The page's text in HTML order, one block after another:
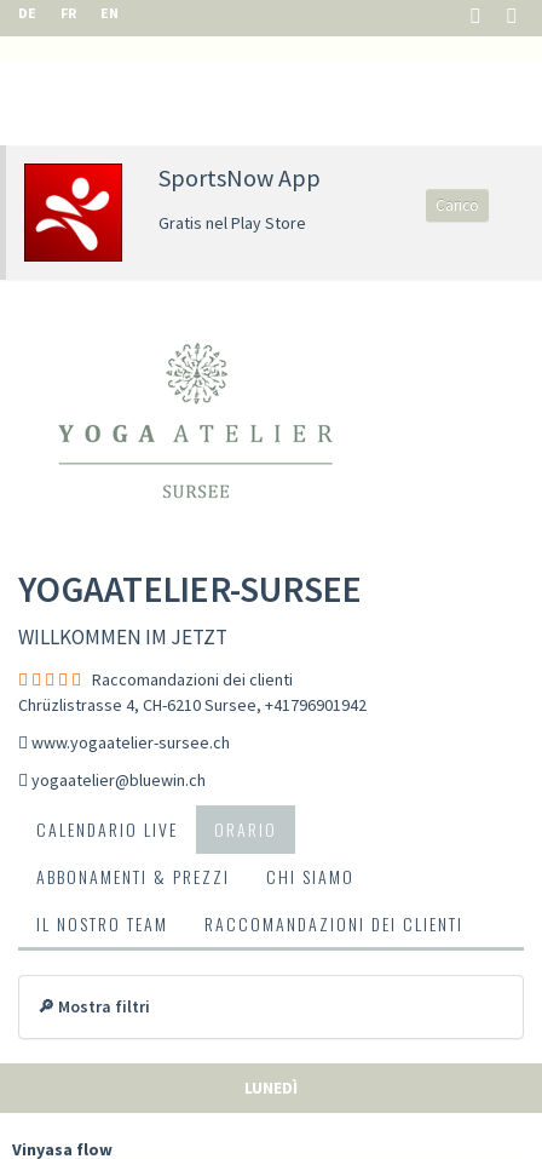
DE FR EN
SportsNow App
Gratis nel Play Store
Carico
YOGAATELIER-SURSEE
WILLKOMMEN IM JETZT
Raccomandazioni dei clienti
Chrüzlistrasse 4, CH-6210 Sursee, +41796901942
www.yogaatelier-sursee.ch
yogaatelier@bluewin.ch
CALENDARIO LIVE
ORARIO
ABBONAMENTI & PREZZI
CHI SIAMO
IL NOSTRO TEAM
RACCOMANDAZIONI DEI CLIENTI
🔎 Mostra filtri
LUNEDÌ
Vinyasa flow